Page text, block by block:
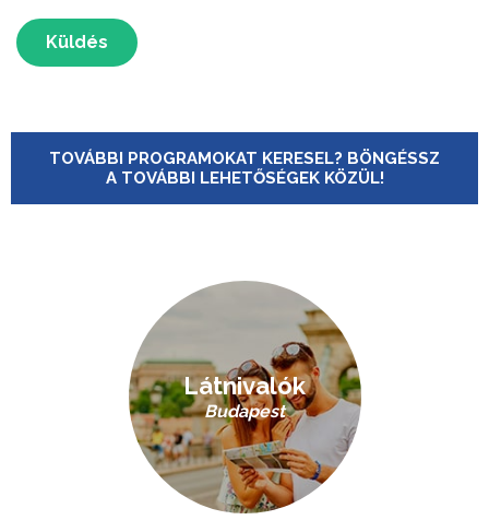
Küldés
TOVÁBBI PROGRAMOKAT KERESEL? BÖNGÉSSZ
A TOVÁBBI LEHETŐSÉGEK KÖZÜL!
Látnivalók
Budapest